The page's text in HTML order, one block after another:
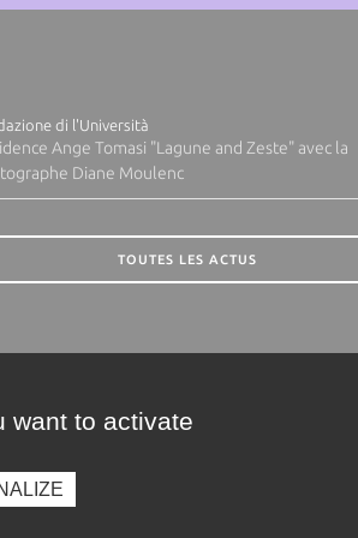
di l'Università
Ange Tomasi "Lagune and Zeste" avec la
Diane Moulenc
TOUTES LES ACTUS
want to activate